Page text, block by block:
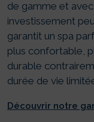
de gamme et
investissement
garantit un spa
plus confortable,
durable
durée de vie
Découvrir notre